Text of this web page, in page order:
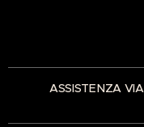
✅ ASSISTENZA